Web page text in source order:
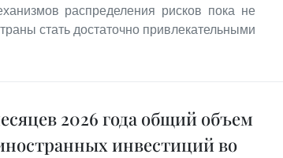
распределения рисков пока не
стать достаточно привлекательными
2026 года общий объем
инвестиций во